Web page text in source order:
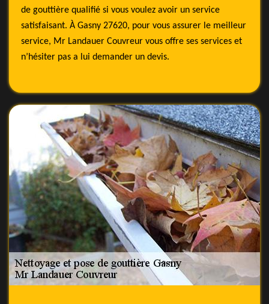
de gouttière qualifié si vous voulez avoir un service
satisfaisant. À Gasny 27620, pour vous assurer le meilleur
service, Mr Landauer Couvreur vous offre ses services et
n’hésiter pas a lui demander un devis.